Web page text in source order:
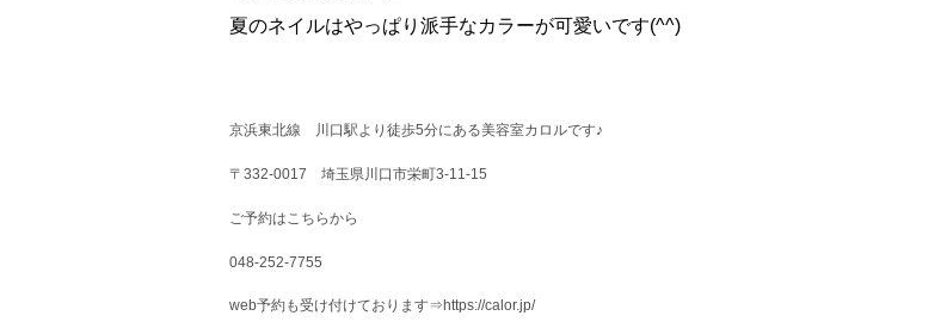
夏のネイルはやっぱり派手なカラーが可愛いです(^^)
京浜東北線 川口駅より徒歩5分にある美容室カロルです♪
〒332-0017 埼玉県川口市栄町3-11-15
ご予約はこちらから
048-252-7755
web予約も受け付けております⇒https://calor.jp/